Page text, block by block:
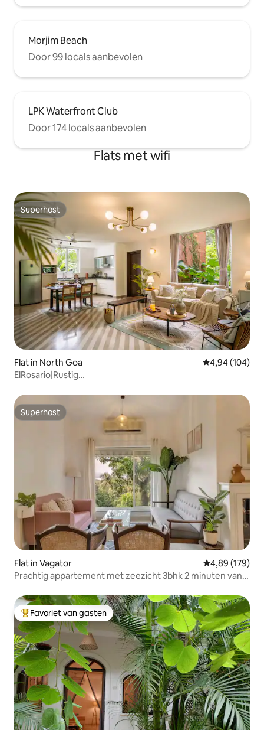
Morjim Beach
Door 99 locals aanbevolen
LPK Waterfront Club
Door 174 locals aanbevolen
Flats met wifi
Superhost
Superhost
Flat in North Goa Gemiddelde
4,94 (104)
ElRosario|Rustig
Superhost
Superhost
Flat in Vagator Gemiddelde
4,89 (179)
Prachtig appartement met zeezicht 3bhk 2 minuten van
Topfavoriet van gasten
Favoriet van gasten